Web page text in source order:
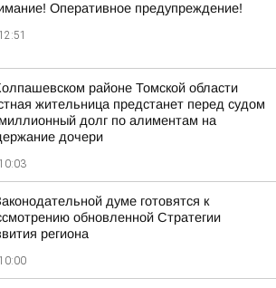
Оперативное предупреждение!
12:51
районе Томской области
жительница предстанет перед судом
долг по алиментам на
дочери
10:03
думе готовятся к
обновленной Стратегии
региона
10:00